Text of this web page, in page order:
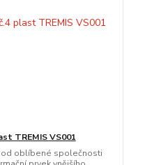
TREMIS VS001
od oblíbené společnosti